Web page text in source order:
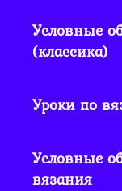
Условные
(классика)
Уроки по
Условные
вязания